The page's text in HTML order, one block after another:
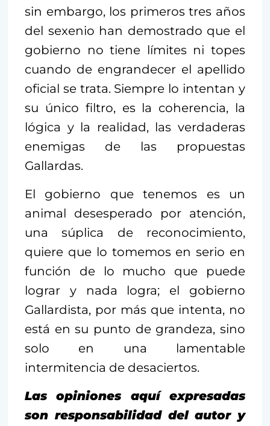
sin embargo, los primeros tres años
del sexenio han demostrado que el
gobierno no tiene límites ni topes
cuando de engrandecer el apellido
oficial se trata. Siempre lo intentan y
su único filtro, es la coherencia, la
lógica y la realidad, las verdaderas
enemigas de las propuestas
Gallardas.
El gobierno que tenemos es un
animal desesperado por atención,
una súplica de reconocimiento,
quiere que lo tomemos en serio en
función de lo mucho que puede
lograr y nada logra; el gobierno
Gallardista, por más que intenta, no
está en su punto de grandeza, sino
solo en una lamentable
intermitencia de desaciertos.
Las opiniones aquí expresadas
son responsabilidad del autor y